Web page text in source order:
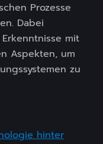
Prozesse
Dabei
mit
Aspekten, um
zu
hinter